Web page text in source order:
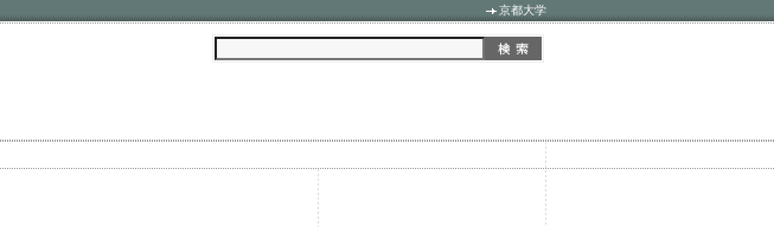
京都大学